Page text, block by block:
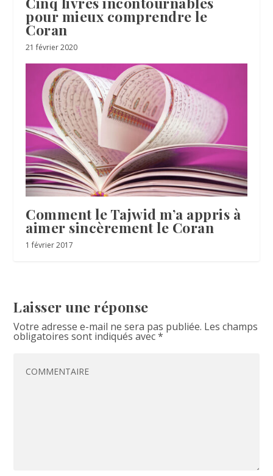
pour mieux comprendre le
Coran
21 février 2020
Comment le Tajwid m’a appris à
aimer sincèrement le Coran
1 février 2017
Laisser une réponse
Votre adresse e-mail ne sera pas publiée. Les champs
obligatoires sont indiqués avec*